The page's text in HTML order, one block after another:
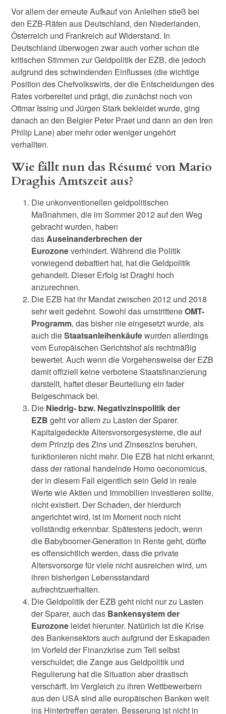
Vor allem der erneute Aufkauf von Anleihen stieß bei
den EZB-Räten aus Deutschland, den Niederlanden,
Österreich und Frankreich auf Widerstand. In
Deutschland überwogen zwar auch vorher schon die
kritischen Stimmen zur Geldpolitik der EZB, die jedoch
aufgrund des schwindenden Einflusses (die wichtige
Position des Chefvolkswirts, der die Entscheidungen des
Rates vorbereitet und prägt, die zunächst noch von
Ottmar Issing und Jürgen Stark bekleidet wurde, ging
danach an den Belgier Peter Praet und dann an den Iren
Philip Lane) aber mehr oder weniger ungehört
verhallten.
Wie fällt nun das Résumé von Mario
Draghis Amtszeit aus?
Die unkonventionellen geldpolitischen
Maßnahmen, die im Sommer 2012 auf den Weg
gebracht wurden, haben
dasAuseinanderbrechen der
Eurozoneverhindert. Während die Politik
vorwiegend debattiert hat, hat die Geldpolitik
gehandelt. Dieser Erfolg ist Draghi hoch
anzurechnen.
Die EZB hat ihr Mandat zwischen 2012 und 2018
sehr weit gedehnt. Sowohl das umstritteneOMT-
Programm, das bisher nie eingesetzt wurde, als
auch dieStaatsanleihenkäufewurden allerdings
vom Europäischen Gerichtshof als rechtmäßig
bewertet. Auch wenn die Vorgehensweise der EZB
damit offiziell keine verbotene Staatsfinanzierung
darstellt, haftet dieser Beurteilung ein fader
Beigeschmack bei.
Die Niedrig- bzw. Negativzinspolitik der
EZB geht vor allem zu Lasten der Sparer.
Kapitalgedeckte Altersvorsorgesysteme, die auf
dem Prinzip des Zins und Zinseszins beruhen,
funktionieren nicht mehr. Die EZB hat nicht erkannt,
dass der rational handelnde Homo oeconomicus,
der in diesem Fall eigentlich sein Geld in reale
Werte wie Aktien und Immobilien investieren sollte,
nicht existiert. Der Schaden, der hierdurch
angerichtet wird, ist im Moment noch nicht
vollständig erkennbar. Spätestens jedoch, wenn
die Babyboomer-Generation in Rente geht, dürfte
es offensichtlich werden, dass die private
Altersvorsorge für viele nicht ausreichen wird, um
ihren bisherigen Lebensstandard
aufrechtzuerhalten.
Die Geldpolitik der EZB geht nicht nur zu Lasten
der Sparer, auch das Bankensystem der
Eurozone leidet hierunter. Natürlich ist die Krise
des Bankensektors auch aufgrund der Eskapaden
im Vorfeld der Finanzkrise zum Teil selbst
verschuldet; die Zange aus Geldpolitik und
Regulierung hat die Situation aber drastisch
verschärft. Im Vergleich zu ihren Wettbewerbern
aus den USA sind alle europäischen Banken weit
ins Hintertreffen geraten. Besserung ist nicht in